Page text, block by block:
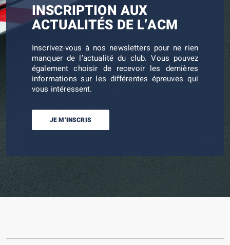
INSCRIPTION AUX
ACTUALITÉS DE L’ACM
Inscrivez-vous à nos newsletters pour ne rien
manquer de l’actualité du club. Vous pouvez
également choisir de recevoir les dernières
informations sur les différentes épreuves qui
vous intéressent.
JE M’INSCRIS